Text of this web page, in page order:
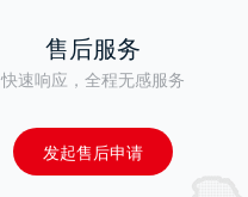
售后服务
快速响应，全程无感服务
发起售后申请